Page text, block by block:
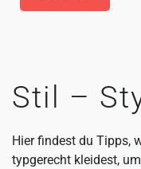
Stil –
Hier findest du Tipps,
typgerecht kleidest,